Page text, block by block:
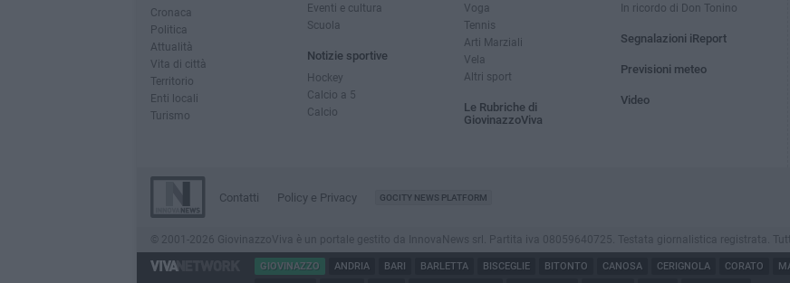
Cronaca
Politica
Attualità
Vita di città
Territorio
Enti locali
Turismo
Eventi e cultura
Scuola
Notizie sportive
Hockey
Calcio a 5
Calcio
Voga
Tennis
Arti Marziali
Vela
Altri sport
Le Rubriche di
GiovinazzoViva
In ricordo di Don Tonino
Segnalazioni iReport
Previsioni meteo
Video
Contatti Policy e Privacy GOCITY NEWS PLATFORM
© 2001-2026 GiovinazzoViva è un portale gestito da InnovaNews srl. Partita iva 08059640725. Testata giornalistica registrata.
GIOVINAZZO ANDRIA BARI BARLETTA BISCEGLIE BITONTO CANOSA CERIGNOLA CORATO